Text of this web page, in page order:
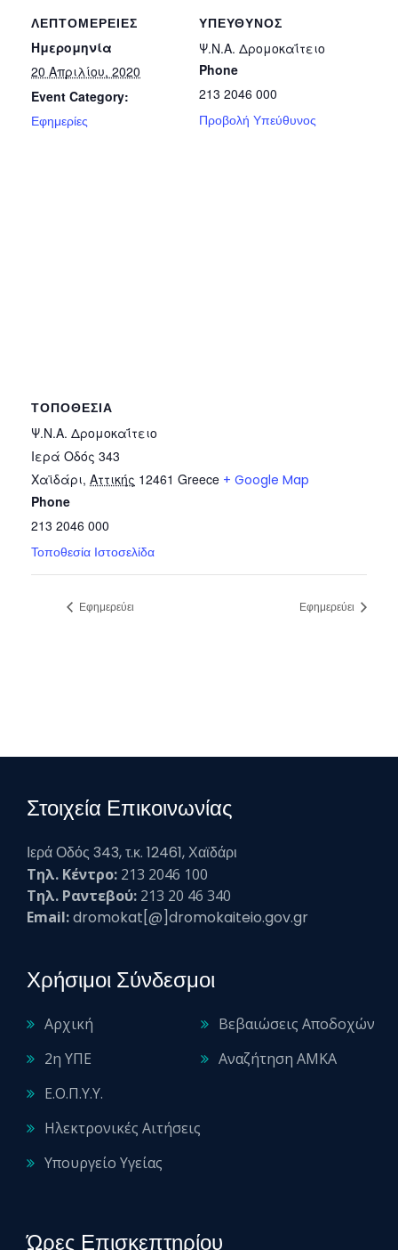
ΛΕΠΤΟΜΈΡΕΙΕΣ
Ημερομηνία
20 Απριλίου, 2020
Event Category:
Εφημερίες
ΥΠΕΎΘΥΝΟΣ
Ψ.Ν.Α. Δρομοκαΐτειο
Phone
213 2046 000
Προβολή Υπεύθυνος
ΤΟΠΟΘΕΣΊΑ
Ψ.Ν.Α. Δρομοκαΐτειο
Ιερά Οδός 343
Χαϊδάρι, Αττικής 12461 Greece + Google Map
Phone
213 2046 000
Τοποθεσία Ιστοσελίδα
Εφημερεύει Εφημερεύει
Στοιχεία Επικοινωνίας
Ιερά Οδός 343, τ.κ. 12461, Χαϊδάρι
Τηλ. Κέντρο: 213 2046 100
Τηλ. Ραντεβού: 213 20 46 340
Email:dromokat[@]dromokaiteio.gov.gr
Χρήσιμοι Σύνδεσμοι
Αρχική
2η ΥΠΕ
Ε.Ο.Π.Υ.Υ.
Ηλεκτρονικές Αιτήσεις
Υπουργείο Υγείας
Βεβαιώσεις Αποδοχών
Αναζήτηση ΑΜΚΑ
Ώρες Επισκεπτηρίου